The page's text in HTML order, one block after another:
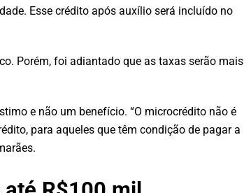
Esse crédito após auxílio será incluído no
Porém, foi adiantado que as taxas serão mais
e não um benefício. “O microcrédito não é
para aqueles que têm condição de pagar a